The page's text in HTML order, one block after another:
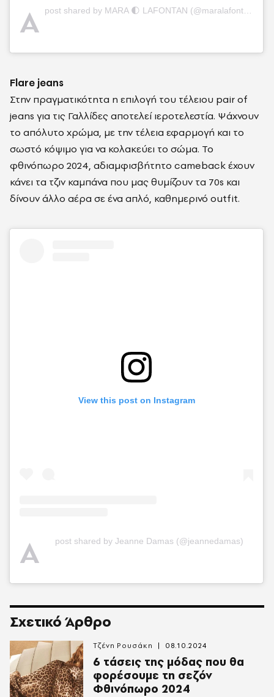
A post shared by MARA 🌓 LAFONTAN (@maralafontan)
Flare jeans
Στην πραγματικότητα η επιλογή του τέλειου pair of
jeans για τις Γαλλίδες αποτελεί ιεροτελεστία. Ψάχνουν
το απόλυτο χρώμα, με την τέλεια εφαρμογή και το
σωστό κόψιμο για να κολακεύει το σώμα. Το
φθινόπωρο 2024, αδιαμφισβήτητο cameback έχουν
κάνει τα τζιν καμπάνα που μας θυμίζουν τα 70s και
δίνουν άλλο αέρα σε ένα απλό, καθημερινό outfit.
View this post on Instagram
A post shared by Jeanne Damas (@jeannedamas)
Σχετικό Άρθρο
6 τάσεις της μόδας που θα
φορέσουμε τη σεζόν
Φθινόπωρο 2024
Τζένη Ρουσάκη 08.10.2024